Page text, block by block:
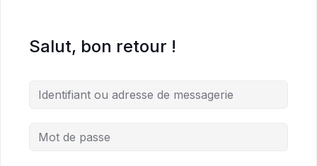
Salut, bon retour !